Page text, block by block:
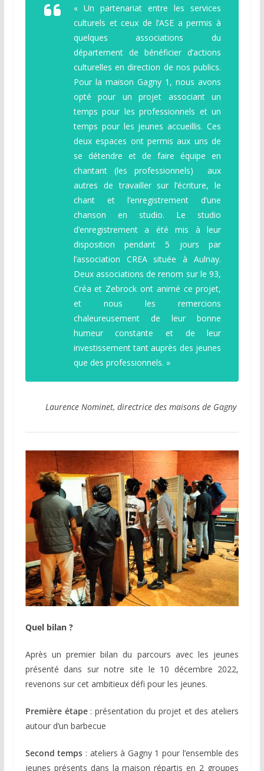
« Un partenariat entre les services
culturels et ceux de l’ASE a permis à
quelques associations du
département de bénéficier d’actions
culturelles en direction de nos publics.
Pour la maison Gagny 1, nous avons
opté pour un projet associant un
temps pour les professionnels et un
temps pour les jeunes accueillis.Ces
deux espaces ont permis aux uns de
se détendre et de faire équipe en
chantant (les professionnels) aux
autres de travailler sur l’écriture, le
chant et l’enregistrement d’une
chanson en studio. Le studio
d’enregistrement a été mis à leur
disposition pendant 5 jours par
l’association CREA située à Aulnay.
Deux associations de renom sur le 93,
Créa et Zebrock ont animé ce projet,
et nous les remercions
chaleureusement de leur bonne
humeur constante et de leur
investissement tant auprès des jeunes
que des professionnels. »
Laurence Nominet, directrice des maisons de Gagny
Quel bilan ?
Après un premier bilan du parcours avec les jeunes
présenté dans sur notre site le 10 décembre 2022,
revenons sur cet ambitieux défi pour les jeunes.
Première étape: présentation du projet et des ateliers
autour d’un barbecue
Second temps : ateliers à Gagny 1 pour l’ensemble des
jeunes présents dans la maison répartis en 2 groupes